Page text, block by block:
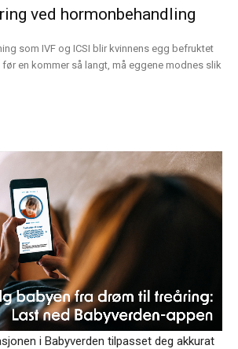
ved hormonbehandling
som IVF og ICSI blir kvinnens egg befruktet
en kommer så langt, må eggene modnes slik
i Babyverden tilpasset deg akkurat